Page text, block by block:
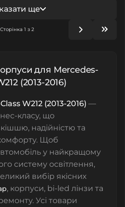
ще
Сторінка 1 з 2
для Mercedes-
(2013-2016)
W212 (2013-2016) —
класу, що
надійністю та
Щоб
у найкращому
систему освітлення,
вибір якісних
, корпуси, bi-led лінзи та
. Усі товари